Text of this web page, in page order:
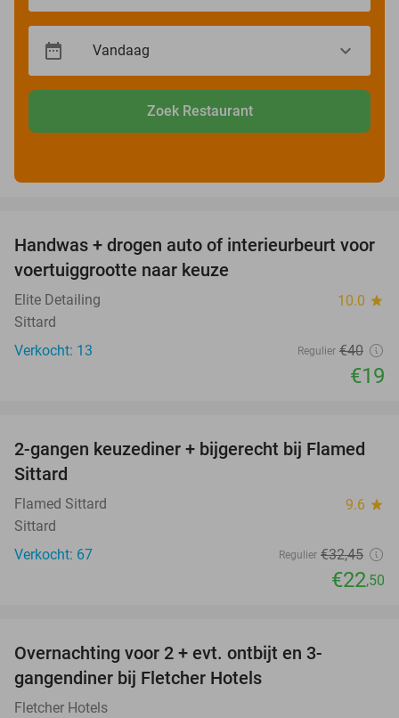
Zoek Restaurant
53%
Handwas + drogen auto of interieurbeurt voor
voertuiggrootte naar keuze
Elite Detailing 10.0 star
Sittard
Verkocht: 13
Regulier €40
€19
31%
2-gangen keuzediner + bijgerecht bij Flamed
Sittard
Flamed Sittard 9.6 star
Sittard
Verkocht: 67
Regulier €32,45
€22,50
Overnachting voor 2 + evt. ontbijt en 3-
gangendiner bij Fletcher Hotels
Fletcher Hotels